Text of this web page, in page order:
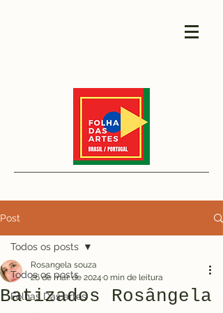
Post
Todos os posts
Folhas Das artes
Todos os posts
Batizados Rosângela
Rosangela souza
26 de mar. de 2024 0 min de leitura